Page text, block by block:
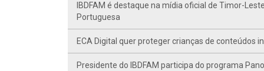
IBDFAM é destaque na mídia oficial de Timor-
Portuguesa
ECA Digital quer proteger crianças de conteúdos
Presidente do IBDFAM participa do programa